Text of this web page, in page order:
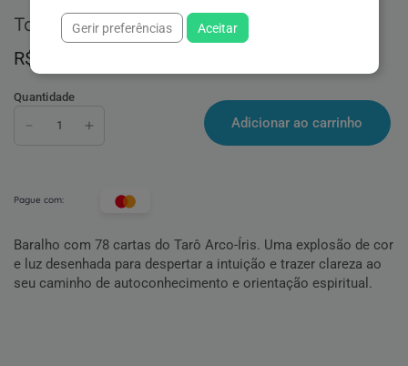
Tarô Arco Íris
R$ 91,90
Quantidade
Adicionar ao carrinho
Pague com:
Baralho com 78 cartas do Tarô Arco-Íris. Uma explosão de cor
e luz desenhada para despertar a intuição e trazer clareza ao
seu caminho de autoconhecimento e orientação espiritual.
Gerir preferências Aceitar